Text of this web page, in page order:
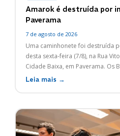
Amarok é destruída por
Paverama
7 de agosto de 2026
Uma caminhonete foi destruída
desta sexta-feira (7/8), na Rua
Cidade
Leia mais →